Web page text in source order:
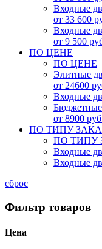
Входные
от 33 600
Входные
от 9 500
ПО ЦЕНЕ
ПО ЦЕНЕ
Элитные
от 24600
Входные
Бюджетные
от 8900
ПО ТИПУ
ПО ТИПУ
Входные
Входные
сброс
Фильтр товаров
Цена